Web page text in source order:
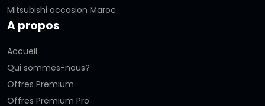
Mitsubishi occasion Maroc
A propos
Accueil
Qui sommes-nous?
Offres Premium
Offres Premium Pro